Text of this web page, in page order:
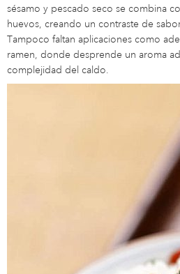
sésamo y pescado seco se combina
huevos, creando un contraste de
Tampoco faltan aplicaciones como
ramen, donde desprende un aroma
complejidad del caldo.